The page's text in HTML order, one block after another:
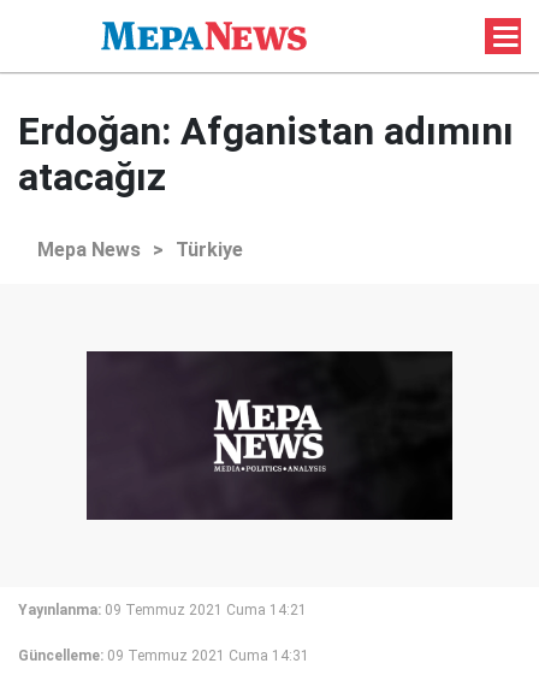
Erdoğan: Afganistan adımını
atacağız
Mepa News > Türkiye
Yayınlanma: 09 Temmuz 2021 Cuma 14:21
Güncelleme: 09 Temmuz 2021 Cuma 14:31